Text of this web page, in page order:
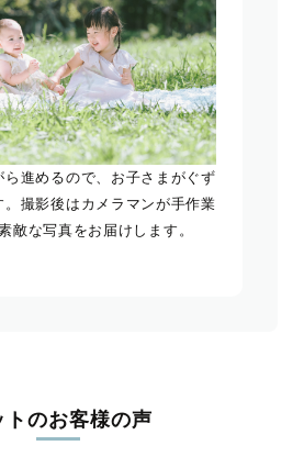
ら進めるので、お子さまがぐず
。撮影後はカメラマンが手作業
敵な写真をお届けします。
トのお客様の声